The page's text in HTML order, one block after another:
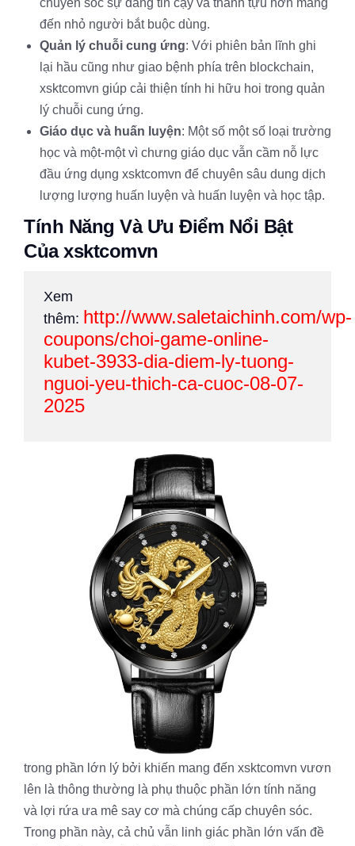
chuyên sóc sự đáng tin cậy và thành tựu hơn mang
đến nhỏ người bắt buộc dùng.
Quản lý chuỗi cung ứng: Với phiên bản lĩnh ghi
lại hầu cũng như giao bệnh phía trên blockchain,
xsktcomvn giúp cải thiện tính hi hữu hoi trong quản
lý chuỗi cung ứng.
Giáo dục và huấn luyện: Một số một số loại trường
học và một-một vì chưng giáo dục vẫn cầm nỗ lực
đầu ứng dụng xsktcomvn để chuyên sâu dung dịch
lượng lượng huấn luyện và huấn luyện và học tập.
Tính Năng Và Ưu Điểm Nổi Bật
Của xsktcomvn
Xem
thêm: http://www.saletaichinh.com/wp-
coupons/choi-game-online-
kubet-3933-dia-diem-ly-tuong-
nguoi-yeu-thich-ca-cuoc-08-07-
2025
trong phần lớn lý bởi khiến mang đến xsktcomvn vươn
lên là thông thường là phụ thuộc phần lớn tính năng
và lợi rứa ưa mê say cơ mà chúng cấp chuyên sóc.
Trong phần này, cả chủ vẫn linh giác phần lớn vấn đề